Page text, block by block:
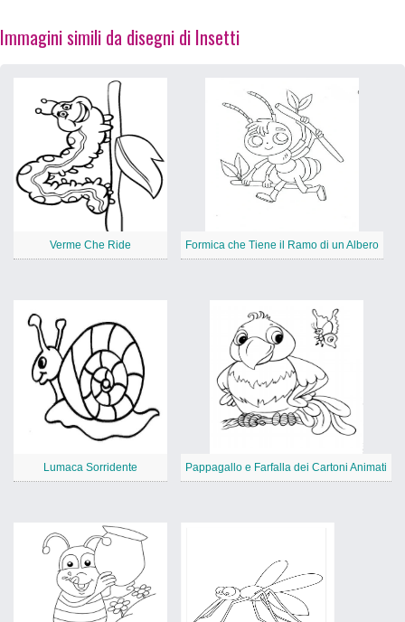
Immagini simili da disegni di Insetti
Verme Che Ride Formica che Tiene il Ramo di un Albero
Lumaca Sorridente Pappagallo e Farfalla dei Cartoni Animati